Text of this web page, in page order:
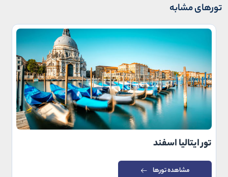
تورهای مشابه
تور ایتالیا اسفند
مشاهده تورها